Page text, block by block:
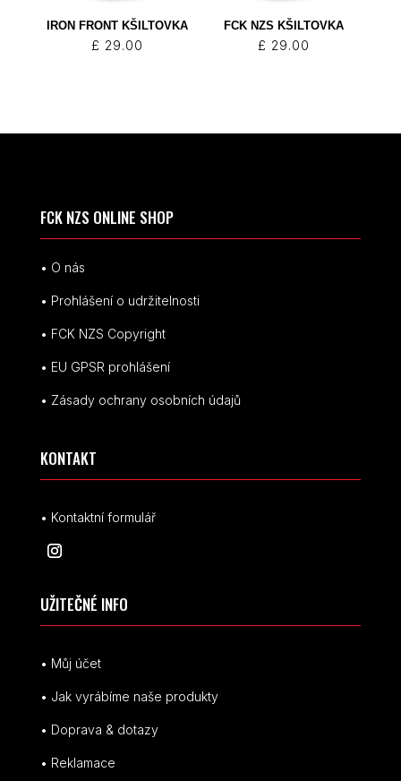
IRON FRONT KŠILTOVKA
£ 29.00
FCK NZS KŠILTOVKA
£ 29.00
FCK NZS ONLINE SHOP
• O nás
• Prohlášení o udržitelnosti
• FCK NZS Copyright
• EU GPSR prohlášení
• Zásady ochrany osobních údajů
KONTAKT
• Kontaktní formulář
UŽITEČNÉ INFO
• Můj účet
• Jak vyrábíme naše produkty
• Doprava & dotazy
• Reklamace